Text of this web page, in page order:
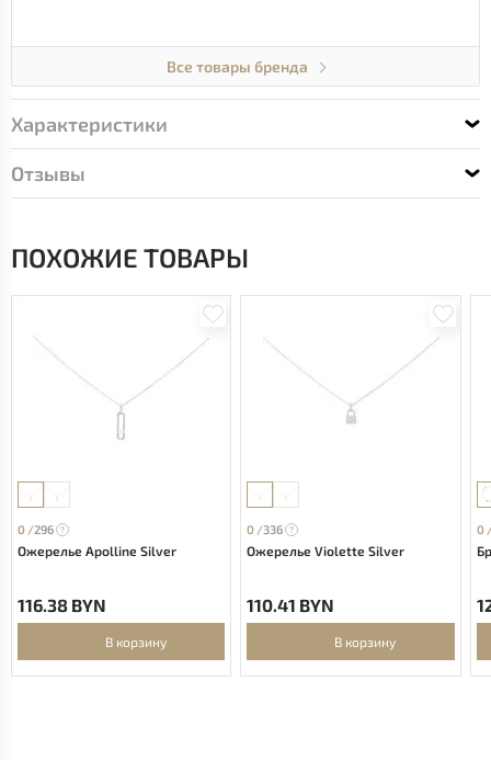
Все товары бренда
Характеристики
Отзывы
ПОХОЖИЕ ТОВАРЫ
0 /296
Ожерелье Apolline Silver
116.38 BYN
В корзину
0 /336
Ожерелье Violette Silver
110.41 BYN
В корзину
0